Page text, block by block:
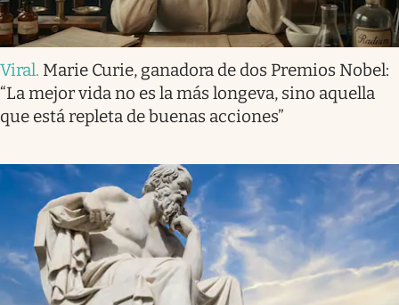
Viral. Marie Curie, ganadora de dos Premios Nobel:
“La mejor vida no es la más longeva, sino aquella
que está repleta de buenas acciones”